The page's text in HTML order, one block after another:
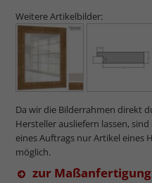
Weitere Artikelbilder:
Da wir die Bilderrahmen direkt
Hersteller ausliefern lassen,
eines Auftrags nur Artikel eines
möglich.
zur Maßanfertigung